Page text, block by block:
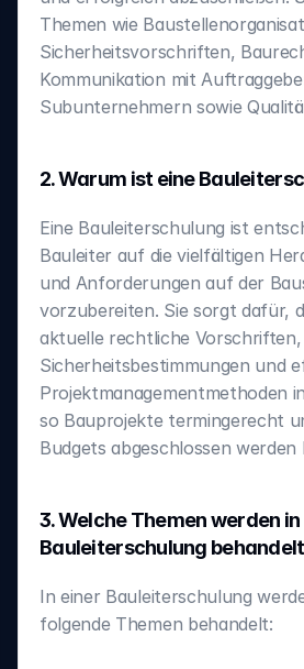
Themen wie
Sicherheitsvorschriften,
Kommunikation mit
Subunternehmern sowie
2. Warum ist eine
Eine Bauleiterschulung ist
Bauleiter auf die vielfältigen
und Anforderungen auf der
vorzubereiten. Sie sorgt dafür,
aktuelle rechtliche Vorschriften,
Sicherheitsbestimmungen und
Projektmanagementmethoden
so Bauprojekte termingerecht
Budgets abgeschlossen werden
3. Welche Themen werden
Bauleiterschulung
In einer Bauleiterschulung
folgende Themen behandelt: